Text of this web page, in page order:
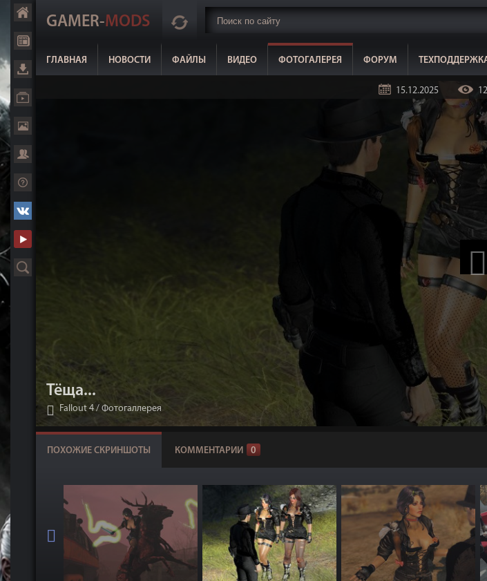
GAMER-MODS
ГЛАВНАЯ НОВОСТИ ФАЙЛЫ ВИДЕО ФОТОГАЛЕРЕЯ ФОРУМ
15.12.2025
Тёща...
Fallout 4/ Фотогаллерея
ПОХОЖИЕ СКРИНШОТЫ КОММЕНТАРИИ 0